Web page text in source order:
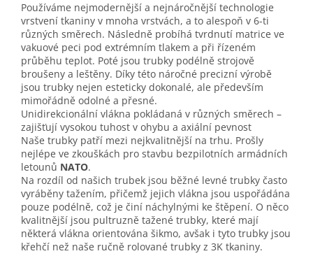
Používáme nejmodernější a nejnáročnější technologie
vrstvení tkaniny v mnoha vrstvách, a to alespoň v 6-ti
různých směrech. Následně probíhá tvrdnutí matrice ve
vakuové peci pod extrémním tlakem a při řízeném
průběhu teplot. Poté jsou trubky podélně strojově
broušeny a leštěny. Díky této náročné precizní výrobě
jsou trubky nejen esteticky dokonalé, ale především
mimořádně odolné a přesné.
Unidirekcionální vlákna pokládaná v různých směrech –
zajišťují vysokou tuhost v ohybu a axiální pevnost
Naše trubky patří mezi nejkvalitnější na trhu. Prošly
nejlépe ve zkouškách pro stavbu bezpilotních armádních
letounů NATO.
Na rozdíl od našich trubek jsou běžné levné trubky často
vyráběny tažením, přičemž jejich vlákna jsou uspořádána
pouze podélně, což je činí náchylnými ke štěpení. O něco
kvalitnější jsou pultruzně tažené trubky, které mají
některá vlákna orientována šikmo, avšak i tyto trubky jsou
křehčí než naše ručně rolované trubky z 3K tkaniny.